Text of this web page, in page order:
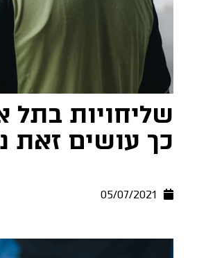
שליחויות בתל
כך עושים זאת
05/07/2021